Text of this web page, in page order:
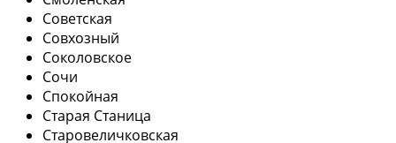
Советская
Совхозный
Соколовское
Сочи
Спокойная
Старая Станица
Старовеличковская